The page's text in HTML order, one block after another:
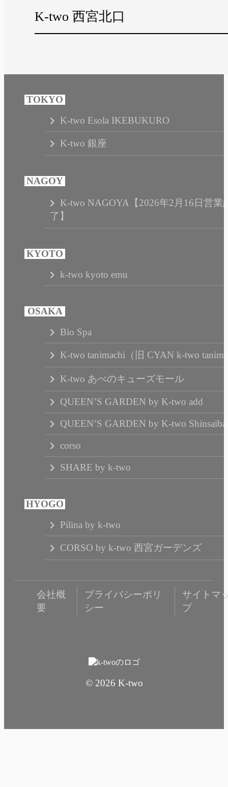
K-two 西宮北口
K-two Esola IKEBUKURO
K-two 銀座
K-two NAGOYA【2026年2月16日営業
了】
k-two kyoto emu
Bio Spa
K-two tanimachi（旧 CYAN k-two
K-two あべのキューズモール
QUEEN’S GARDEN by K-two add
QUEEN’S GARDEN by K-two
corso
SHARE by k-two
Pilina by k-two
CORSO by k-two 西宮ガーデンズ
会社概
要
プライバシーポリ
シー
サイトマ
プ
© 2026 K-two